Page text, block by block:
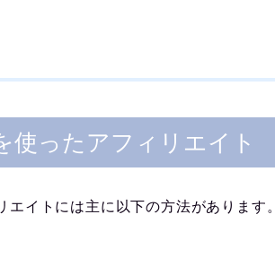
使ったアフィリエイト
イトには主に以下の方法があります。